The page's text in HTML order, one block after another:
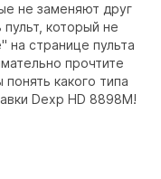
не заменяют друг
который не
на странице пульта
прочтите
какого типа
Dexp HD 8898M!